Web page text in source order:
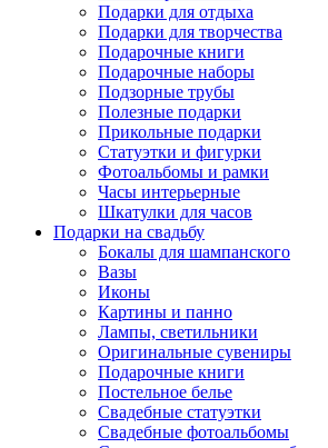
Подарки для отдыха
Подарки для творчества
Подарочные книги
Подарочные наборы
Подзорные трубы
Полезные подарки
Прикольные подарки
Статуэтки и фигурки
Фотоальбомы и рамки
Часы интерьерные
Шкатулки для часов
Подарки на свадьбу
Бокалы для шампанского
Вазы
Иконы
Картины и панно
Лампы, светильники
Оригинальные сувениры
Подарочные книги
Постельное белье
Свадебные статуэтки
Свадебные фотоальбомы